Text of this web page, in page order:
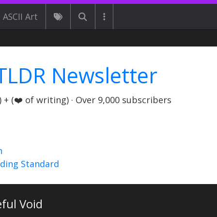
ASCII Art
Newsletter
(❤️ of writing) · Over 9,000 subscribers
Standard
Void